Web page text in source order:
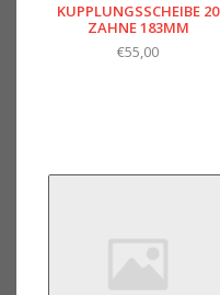
KUPPLUNGSSCHEIBE 20
ZAHNE 183MM
€55,00